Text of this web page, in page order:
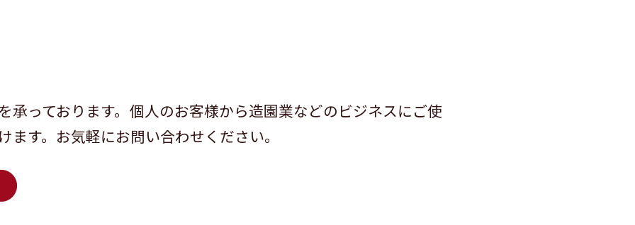
承っております。個人のお客様から造園業などのビジネスにご使
す。お気軽にお問い合わせください。